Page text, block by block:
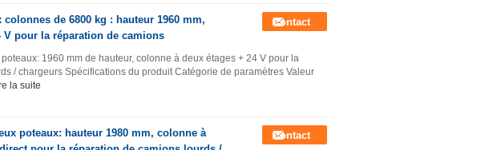
colonnes de 6800 kg : hauteur 1960 mm,
V pour la réparation de camions
Contact
1960 mm de hauteur, colonne à deux étages + 24 V pour la
/ chargeurs Spécifications du produit Catégorie de paramètres Valeur
la suite
poteaux: hauteur 1980 mm, colonne à
Contact